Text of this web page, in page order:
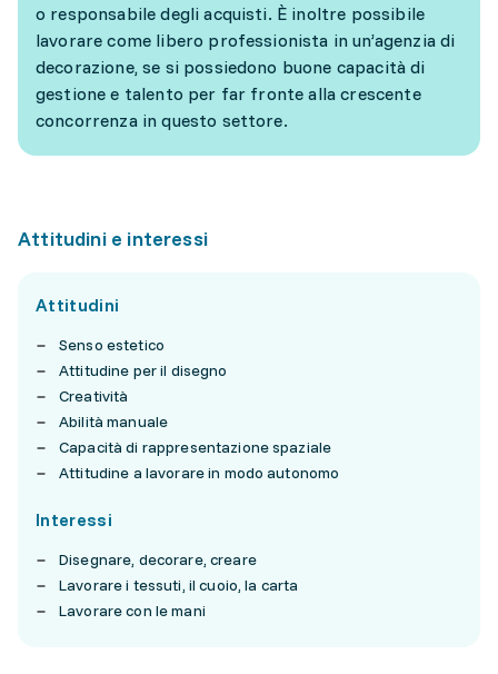
o responsabile degli acquisti. È inoltre possibile
lavorare come libero professionista in un’agenzia di
decorazione, se si possiedono buone capacità di
gestione e talento per far fronte alla crescente
concorrenza in questo settore.
Attitudini e interessi
Attitudini
Senso estetico
Attitudine per il disegno
Creatività
Abilità manuale
Capacità di rappresentazione spaziale
Attitudine a lavorare in modo autonomo
Interessi
Disegnare, decorare, creare
Lavorare i tessuti, il cuoio, la carta
Lavorare con le mani